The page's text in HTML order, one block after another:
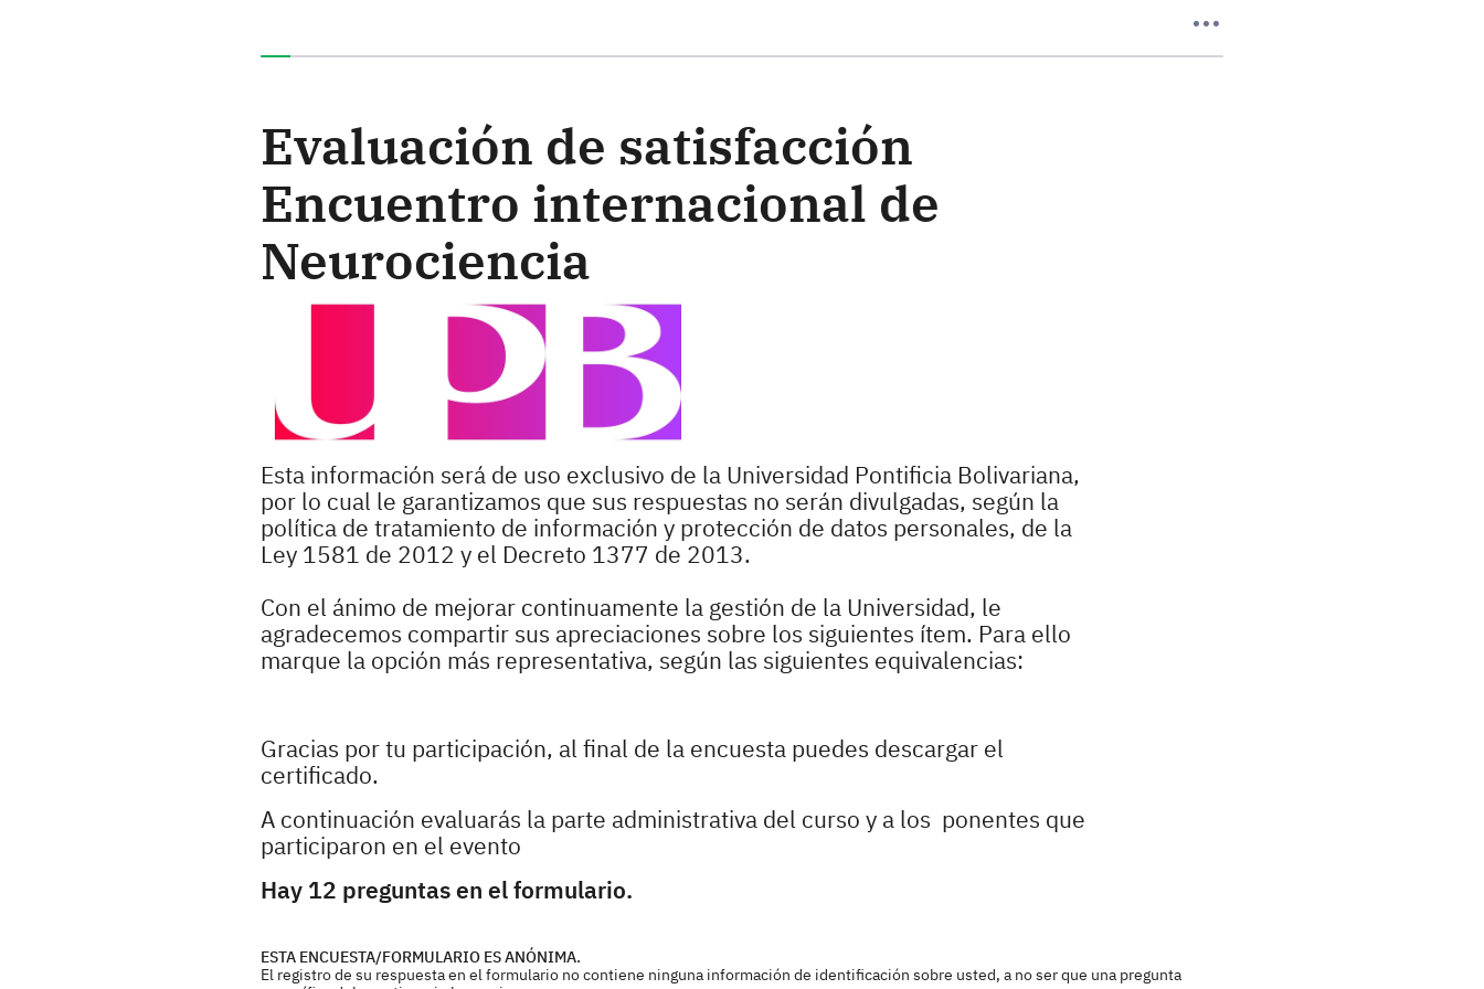
Evaluación de satisfacción
Encuentro internacional de
Neurociencia
Esta información será de uso exclusivo de la Universidad Pontificia Bolivariana,
por lo cual le garantizamos que sus respuestas no serán divulgadas, según la
política de tratamiento de información y protección de datos personales, de la
Ley 1581 de 2012 y el Decreto 1377 de 2013.
Con el ánimo de mejorar continuamente la gestión de la Universidad, le
agradecemos compartir sus apreciaciones sobre los siguientes ítem. Para ello
marque la opción más representativa, según las siguientes equivalencias:
Gracias por tu participación, al final de la encuesta puedes descargar el
certificado.
A continuación evaluarás la parte administrativa del curso y a los ponentes que
participaron en el evento
Hay 12 preguntas en el formulario.
ESTA ENCUESTA/FORMULARIO ES ANÓNIMA.
El registro de su respuesta en el formulario no contiene ninguna información de identificación sobre usted, a no ser que una pregunta